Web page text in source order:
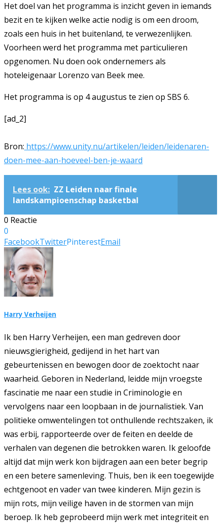
Het doel van het programma is inzicht geven in iemands
bezit en te kijken welke actie nodig is om een droom,
zoals een huis in het buitenland, te verwezenlijken.
Voorheen werd het programma met particulieren
opgenomen. Nu doen ook ondernemers als
hoteleigenaar Lorenzo van Beek mee.
Het programma is op 4 augustus te zien op SBS 6.
[ad_2]
Bron: https://www.unity.nu/artikelen/leiden/leidenaren-
doen-mee-aan-hoeveel-ben-je-waard
Lees ook: ZZ Leiden naar finale
landskampioenschap basketbal
0 Reactie
0
FacebookTwitterPinterestEmail
Harry Verheijen
Ik ben Harry Verheijen, een man gedreven door
nieuwsgierigheid, gedijend in het hart van
gebeurtenissen en bewogen door de zoektocht naar
waarheid. Geboren in Nederland, leidde mijn vroegste
fascinatie me naar een studie in Criminologie en
vervolgens naar een loopbaan in de journalistiek. Van
politieke omwentelingen tot onthullende rechtszaken, ik
was erbij, rapporteerde over de feiten en deelde de
verhalen van degenen die betrokken waren. Ik geloofde
altijd dat mijn werk kon bijdragen aan een beter begrip
en een betere samenleving. Thuis, ben ik een toegewijde
echtgenoot en vader van twee kinderen. Mijn gezin is
mijn rots, mijn veilige haven in de stormen van mijn
beroep. Ik heb geprobeerd mijn werk met integriteit en